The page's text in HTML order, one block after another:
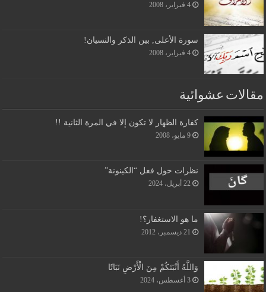
4 فبراير، 2008
سورة الأعلى, بين الذكر والنسيان!
4 فبراير، 2008
مقالات عشوائية
كفارة الظهار لا تكون إلا في المرة الثانية !!
9 مايو، 2008
نظرات حول فعل “الكينونة”
22 أبريل، 2024
ما هو الاستغفار؟!
21 ديسمبر، 2012
وَاللَّهُ أَنْبَتَكُمْ مِنَ الْأَرْضِ نَبَاتًا
3 أغسطس، 2024